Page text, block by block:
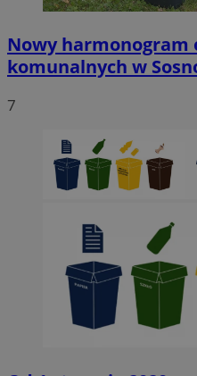
Nowy
komunalnych w
7